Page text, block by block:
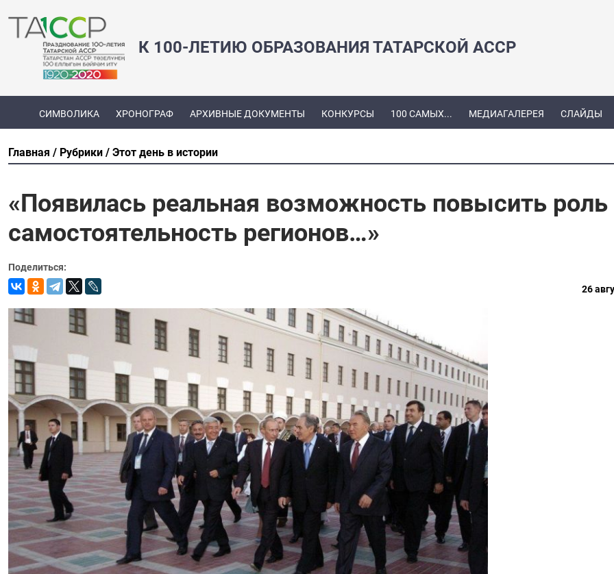
К 100-ЛЕТИЮ ОБРАЗОВАНИЯ ТАТАРСКОЙ АССР
СИМВОЛИКА ХРОНОГРАФ АРХИВНЫЕ ДОКУМЕНТЫ КОНКУРСЫ 100 САМЫХ... МЕДИАГАЛЕРЕЯ СЛАЙДЫ
Главная Рубрики Этот день в истории
«Появилась реальная возможность повысить роль
самостоятельность регионов…»
Поделиться:
26